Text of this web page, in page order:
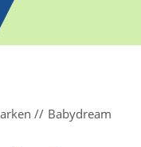
Babydream